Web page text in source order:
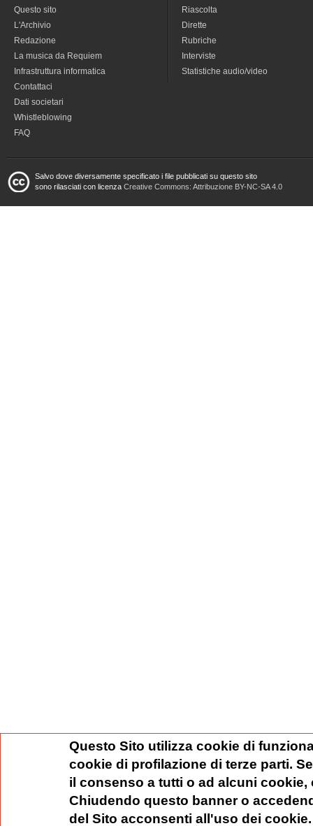
Questo sito
L'Archivio
Redazione
La musica da Requiem
Infrastruttura informatica
Contattaci
Dati societari
Whistleblowing
FAQ
Riascolta
Dirette
Rubriche
Interviste
Statistiche audio/video
Salvo dove diversamente specificato i file pubblicati su questo sito
sono rilasciati con licenza Creative Commons: Attribuzione BY-NC-SA 4.0
Questo Sito utilizza cookie di
cookie di profilazione di terze parti.
il consenso a tutti o ad alcuni
Chiudendo questo banner o
del Sito acconsenti all'uso dei cookie.